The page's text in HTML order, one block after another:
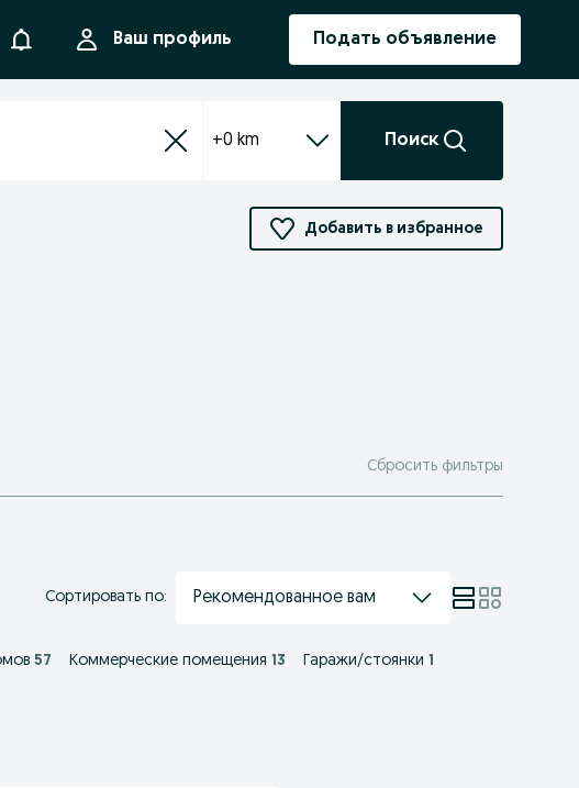
УведомленияВаш профиль Подать объявление
+0 km Поиск
Добавить в избранное
Сбросить фильтры
Сортировать по: Рекомендованное вам
57 Коммерческие помещения 13 Гаражи/стоянки 1